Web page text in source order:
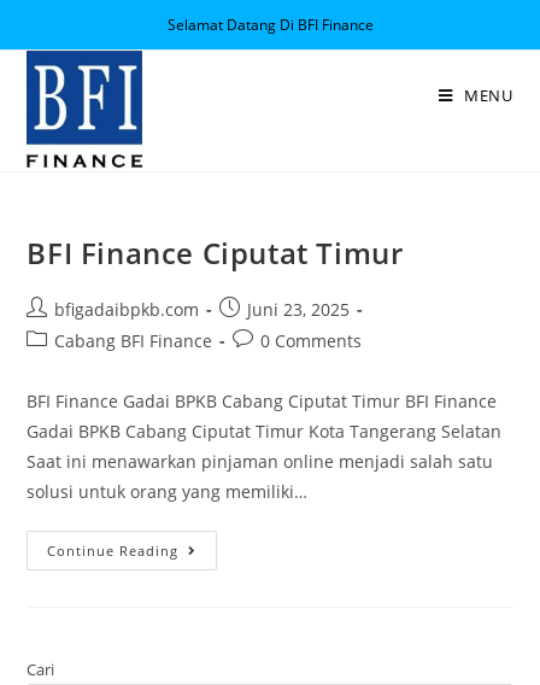
Selamat Datang Di BFI Finance
MENU
BFI Finance Ciputat Timur
bfigadaibpkb.com
Juni 23, 2025
Cabang BFI Finance
0 Comments
BFI Finance Gadai BPKB Cabang Ciputat Timur BFI Finance
Gadai BPKB Cabang Ciputat Timur Kota Tangerang Selatan
Saat ini menawarkan pinjaman online menjadi salah satu
solusi untuk orang yang memiliki…
Continue Reading
Cari